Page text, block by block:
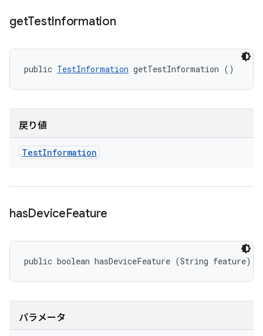
getTestInformation
public TestInformation getTestInformation ()
戻り値
TestInformation
hasDeviceFeature
public boolean hasDeviceFeature (String feature)
パラメータ